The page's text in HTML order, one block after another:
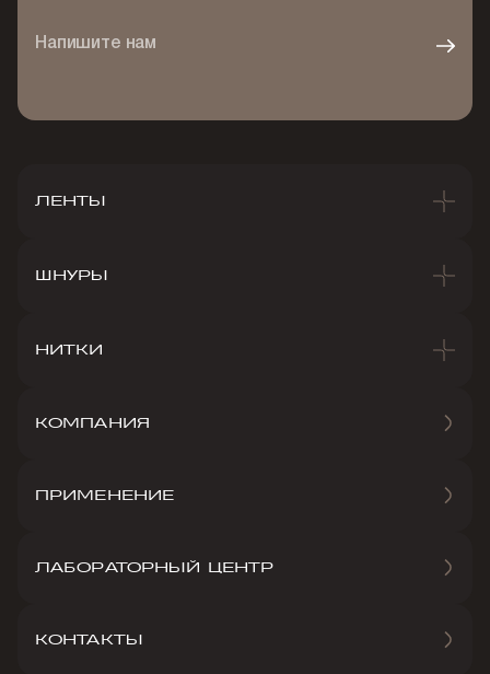
Напишите нам
КОМПАНИЯ
ПРИМЕНЕНИЕ
ЛАБОРАТОРНЫЙ ЦЕНТР
КОНТАКТЫ
ЛЕНТЫ
ШНУРЫ
НИТКИ